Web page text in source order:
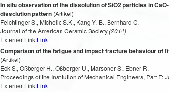
In situ observation of the dissolution of SiO2 particles in
dissolution pattern(Artikel)
Feichtinger S., Michelic S.K., Kang Y.-B., Bernhard C.
Journal of the American Ceramic Society(2014)
Externer Link:Link
Comparison of the fatigue and impact fracture behaviour of
(Artikel)
Eck S., Oßberger H., Oßberger U., Marsoner S., Ebner R.
Proceedings of the Institution of Mechanical Engineers, Part F:
Externer Link:Link